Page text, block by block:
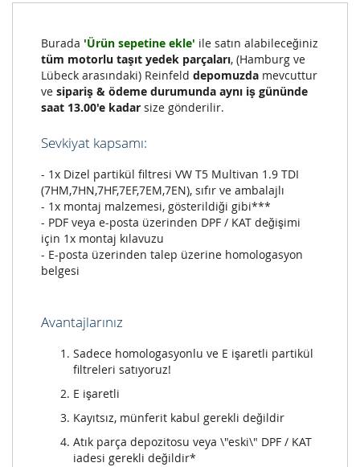
Burada 'Ürün sepetine ekle' ile satın alabileceğiniz
tüm motorlu taşıt yedek parçaları, (Hamburg ve
Lübeck arasındaki) Reinfeld depomuzda mevcuttur
ve sipariş & ödeme durumunda aynı iş gününde
saat 13.00'e kadar size gönderilir.
Sevkiyat kapsamı:
- 1x Dizel partikül filtresi VW T5 Multivan 1.9 TDI
(7HM,7HN,7HF,7EF,7EM,7EN), sıfır ve ambalajlı
- 1x montaj malzemesi, gösterildiği gibi***
- PDF veya e-posta üzerinden DPF / KAT değişimi
için 1x montaj kılavuzu
- E-posta üzerinden talep üzerine homologasyon
belgesi
Avantajlarınız
Sadece homologasyonlu ve E işaretli partikül
filtreleri satıyoruz!
E işaretli
Kayıtsız, münferit kabul gerekli değildir
Atık parça depozitosu veya \"eski\" DPF / KAT
iadesi gerekli değildir*